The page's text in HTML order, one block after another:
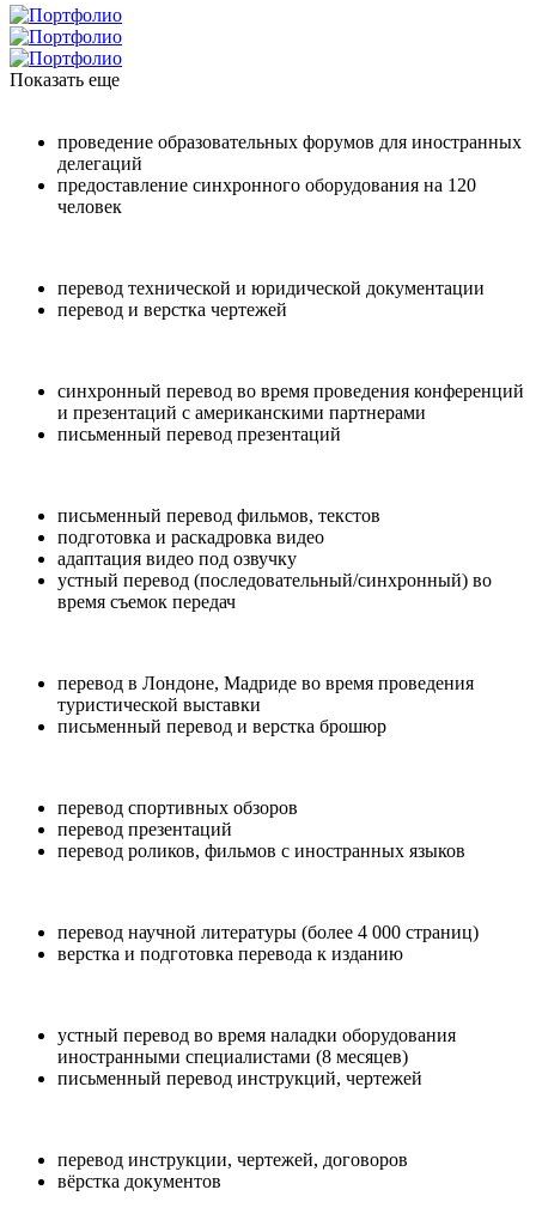
Показать еще
проведение образовательных форумов для иностранных
делегаций
предоставление синхронного оборудования на 120
человек
перевод технической и юридической документации
перевод и верстка чертежей
синхронный перевод во время проведения конференций
и презентаций с американскими партнерами
письменный перевод презентаций
письменный перевод фильмов, текстов
подготовка и раскадровка видео
адаптация видео под озвучку
устный перевод (последовательный/синхронный) во
время съемок передач
перевод в Лондоне, Мадриде во время проведения
туристической выставки
письменный перевод и верстка брошюр
перевод спортивных обзоров
перевод презентаций
перевод роликов, фильмов с иностранных языков
перевод научной литературы (более 4 000 страниц)
верстка и подготовка перевода к изданию
устный перевод во время наладки оборудования
иностранными специалистами (8 месяцев)
письменный перевод инструкций, чертежей
перевод инструкции, чертежей, договоров
вёрстка документов